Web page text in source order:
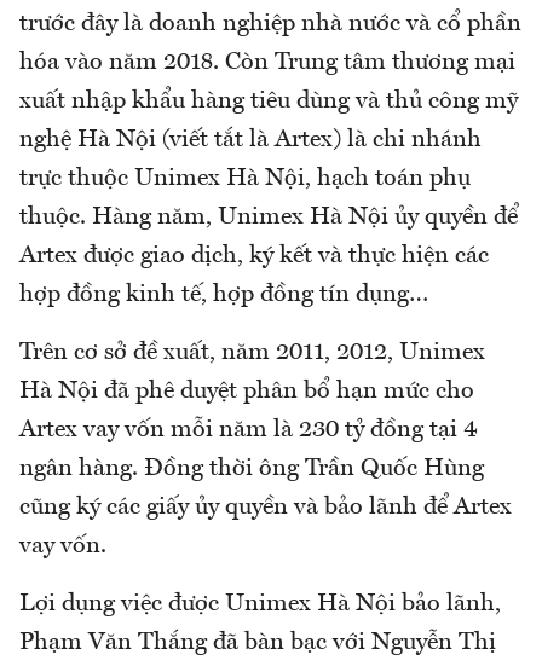
trước đây là doanh nghiệp nhà nước và cổ phần
hóa vào năm 2018. Còn Trung tâm thương mại
xuất nhập khẩu hàng tiêu dùng và thủ công mỹ
nghệ Hà Nội (viết tắt là Artex) là chi nhánh
trực thuộc Unimex Hà Nội, hạch toán phụ
thuộc. Hàng năm, Unimex Hà Nội ủy quyền để
Artex được giao dịch, ký kết và thực hiện các
hợp đồng kinh tế, hợp đồng tín dụng…
Trên cơ sở đề xuất, năm 2011, 2012, Unimex
Hà Nội đã phê duyệt phân bổ hạn mức cho
Artex vay vốn mỗi năm là 230 tỷ đồng tại 4
ngân hàng. Đồng thời ông Trần Quốc Hùng
cũng ký các giấy ủy quyền và bảo lãnh để Artex
vay vốn.
Lợi dụng việc được Unimex Hà Nội bảo lãnh,
Phạm Văn Thắng đã bàn bạc với Nguyễn Thị